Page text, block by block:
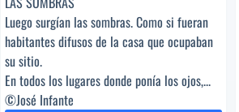
Luego surgían las sombras. Como si fueran
habitantes difusos de la casa que ocupaban
su sitio.
En todos los lugares donde ponía los ojos,...
©José Infante